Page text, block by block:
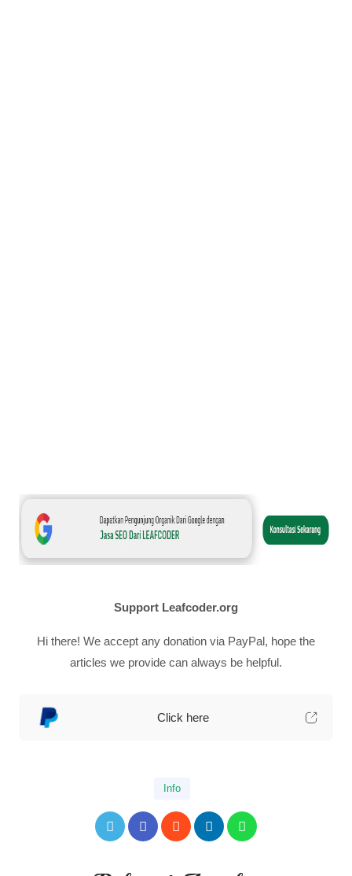
Support Leafcoder.org
Hi there! We accept any donation via PayPal, hope the
articles we provide can always be helpful.
Click here
Info